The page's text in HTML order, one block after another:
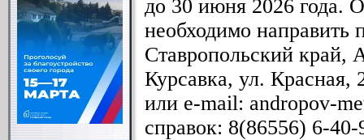
до 30 июня 2026 года.
необходимо направить
Ставропольский край,
Курсавка, ул.
или e-mail: andropov-
справок: 8(86556) 6-40-